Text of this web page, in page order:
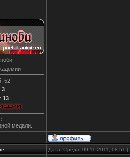
52
3
13
медали.
Дата: Среда, 09.11.2011, 08:51